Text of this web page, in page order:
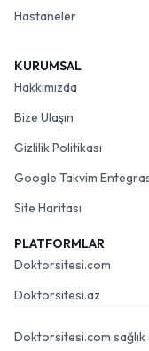
Hastaneler
KURUMSAL
Hakkımızda
Bize Ulaşın
Gizlilik Politikası
Google Takvim
Site Haritası
PLATFORMLAR
Doktorsitesi.com
Doktorsitesi.az
Doktorsitesi.com